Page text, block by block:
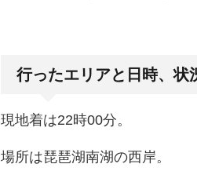
行ったエリアと日時、状
現地着は22時00分。
場所は琵琶湖南湖の西岸。